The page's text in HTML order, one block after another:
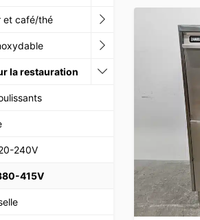
et café/thé
la restauration
240V
415V